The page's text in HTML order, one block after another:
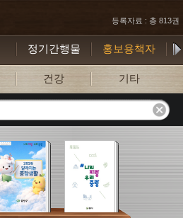
등록자료 : 총 813권
정기간행물 홍보용책자
건강 기타